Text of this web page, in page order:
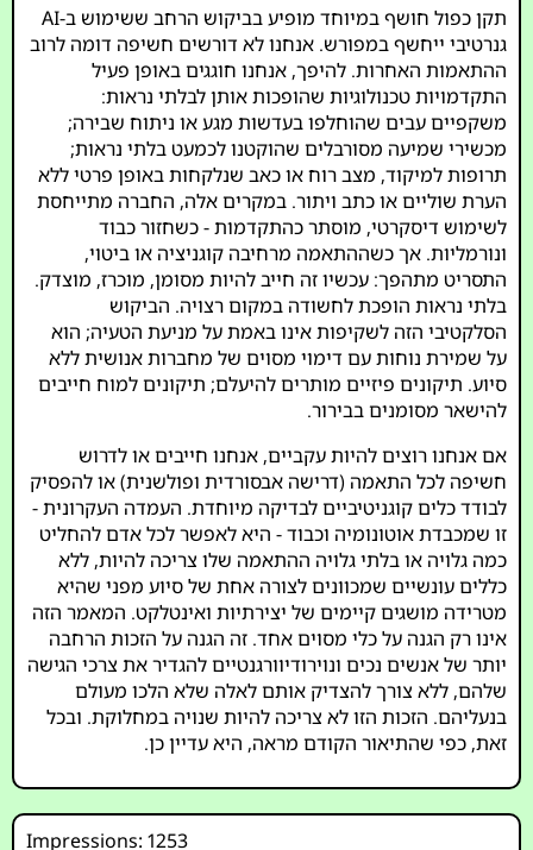
תקן כפול חושף במיוחד מופיע בביקוש הרחב ששימוש ב-AI
גנרטיבי ייחשף במפורש. אנחנו לא דורשים חשיפה דומה לרוב
ההתאמות האחרות. להיפך, אנחנו חוגגים באופן פעיל
התקדמויות טכנולוגיות שהופכות אותן לבלתי נראות:
משקפיים עבים שהוחלפו בעדשות מגע או ניתוח שבירה;
מכשירי שמיעה מסורבלים שהוקטנו לכמעט בלתי נראות;
תרופות למיקוד, מצב רוח או כאב שנלקחות באופן פרטי ללא
הערת שוליים או כתב ויתור. במקרים אלה, החברה מתייחסת
לשימוש דיסקרטי, מוסתר כהתקדמות - כשחזור כבוד
ונורמליות. אך כשההתאמה מרחיבה קוגניציה או ביטוי,
התסריט מתהפך: עכשיו זה חייב להיות מסומן, מוכרז, מוצדק.
בלתי נראות הופכת לחשודה במקום רצויה. הביקוש
הסלקטיבי הזה לשקיפות אינו באמת על מניעת הטעיה; הוא
על שמירת נוחות עם דימוי מסוים של מחברות אנושית ללא
סיוע. תיקונים פיזיים מותרים להיעלם; תיקונים למוח חייבים
להישאר מסומנים בבירור.
אם אנחנו רוצים להיות עקביים, אנחנו חייבים או לדרוש
חשיפה לכל התאמה (דרישה אבסורדית ופולשנית) או להפסיק
לבודד כלים קוגניטיביים לבדיקה מיוחדת. העמדה העקרונית -
זו שמכבדת אוטונומיה וכבוד - היא לאפשר לכל אדם להחליט
כמה גלויה או בלתי גלויה ההתאמה שלו צריכה להיות, ללא
כללים עונשיים שמכוונים לצורה אחת של סיוע מפני שהיא
מטרידה מושגים קיימים של יצירתיות ואינטלקט. המאמר הזה
אינו רק הגנה על כלי מסוים אחד. זה הגנה על הזכות הרחבה
יותר של אנשים נכים ונוירודיוורגנטיים להגדיר את צרכי הגישה
שלהם, ללא צורך להצדיק אותם לאלה שלא הלכו מעולם
בנעליהם. הזכות הזו לא צריכה להיות שנויה במחלוקת. ובכל
זאת, כפי שהתיאור הקודם מראה, היא עדיין כן.
Impressions: 1253